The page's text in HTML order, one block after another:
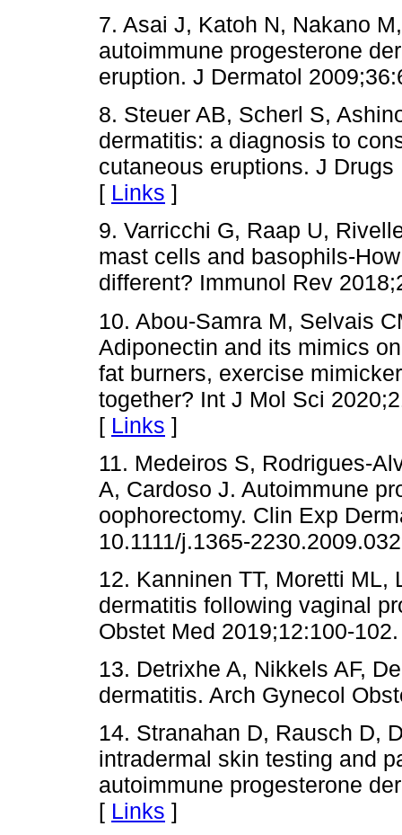
7. Asai J, Katoh N, Nakano
autoimmune progesterone
eruption. J Dermatol
8. Steuer AB, Scherl S,
dermatitis: a diagnosis to
cutaneous eruptions. J
[ Links ]
9. Varricchi G, Raap U,
mast cells and basophils-
different? Immunol Rev
10. Abou-Samra M, Selvais
Adiponectin and its mimics
fat burners, exercise
together? Int J Mol Sci
[ Links ]
11. Medeiros S, Rodrigues-
A, Cardoso J. Autoimmune
oophorectomy. Clin Exp
10.1111/j.1365-
12. Kanninen TT, Moretti
dermatitis following vaginal
Obstet Med 2019;12:100-
13. Detrixhe A, Nikkels AF,
dermatitis. Arch Gynecol
14. Stranahan D, Rausch D,
intradermal skin testing and
autoimmune progesterone
[ Links ]